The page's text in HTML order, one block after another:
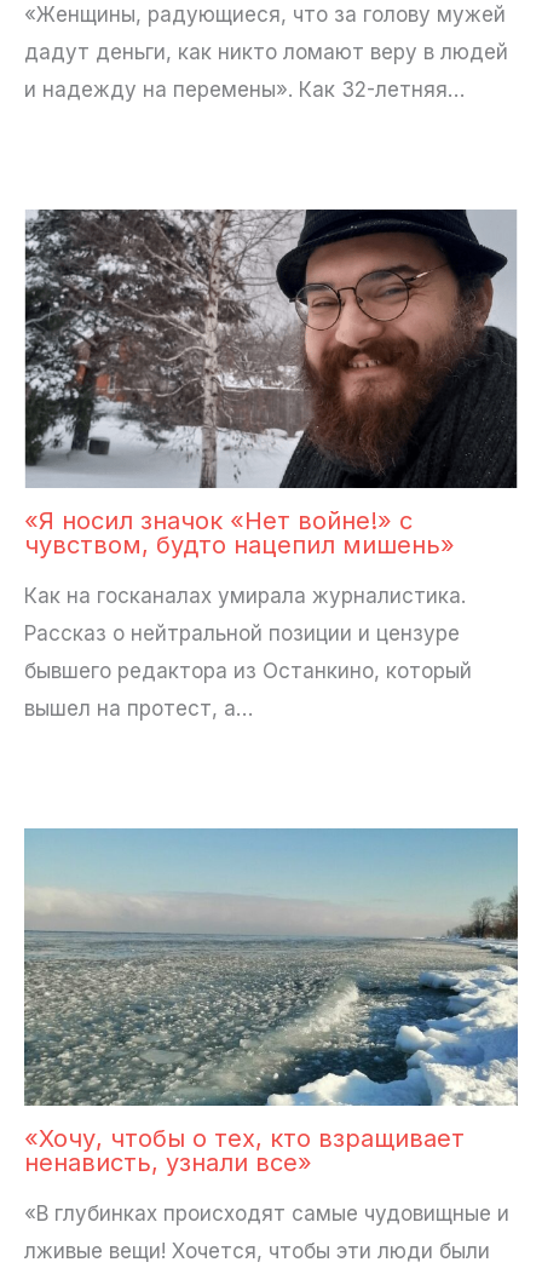
«Женщины, радующиеся, что за голову мужей
дадут деньги, ­как никто ломают веру в людей
и надежду на перемены». Как 32-летняя…
«Я носил значок «Нет войне!» с
чувством, будто нацепил мишень»
Как на госканалах умирала журналистика.
Рассказ о нейтральной позиции и цензуре
бывшего редактора из Останкино, который
вышел на протест, а…
«Хочу, чтобы о тех, кто взращивает
ненависть, узнали все»
«В глубинках происходят самые чудовищные и
лживые вещи! Хочется, чтобы эти люди были